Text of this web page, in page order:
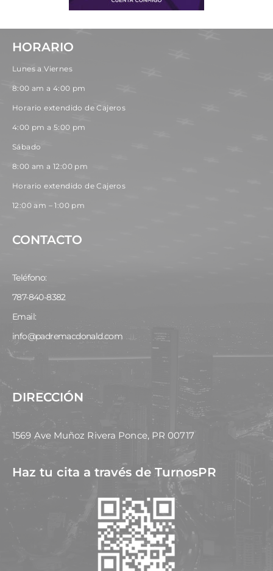
HORARIO
Lunes a Viernes
8:00 am a 4:00 pm
Horario extendido de Cajeros
4:00 pm a 5:00 pm
Sábado
8:00 am a 12:00 pm
Horario extendido de Cajeros
12:00 am – 1:00 pm
CONTACTO
Teléfono:
787-840-8382
Email:
info@padremacdonald.com
DIRECCIÓN
1569 Ave Muñoz Rivera Ponce, PR 00717
Haz tu cita a través de TurnosPR